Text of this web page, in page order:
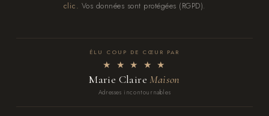
clic. Vos données sont protégées (RGPD).
ÉLU COUP DE CŒUR PAR
★ ★ ★ ★ ★
Marie ClaireMaison
Adresses incontournables